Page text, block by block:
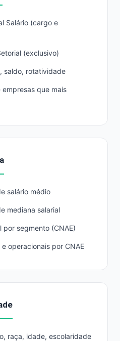
Salário (cargo e
(exclusivo)
saldo, rotatividade
empresas que mais
salário médio
mediana salarial
por segmento (CNAE)
operacionais por CNAE
raça, idade, escolaridade